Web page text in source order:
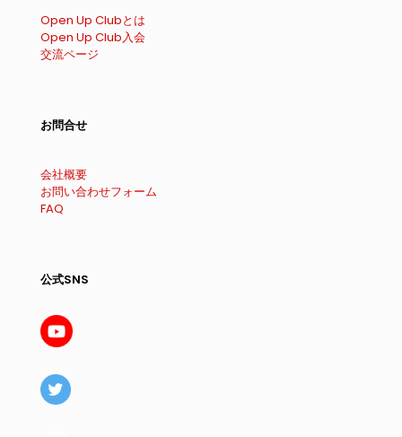
Open Up Clubとは
Open Up Club入会
交流ページ
お問合せ
会社概要
お問い合わせフォーム
FAQ
公式SNS